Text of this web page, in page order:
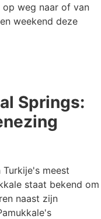
op weg naar of van
weekend deze
Springs:
meest
staat bekend om
naast zijn